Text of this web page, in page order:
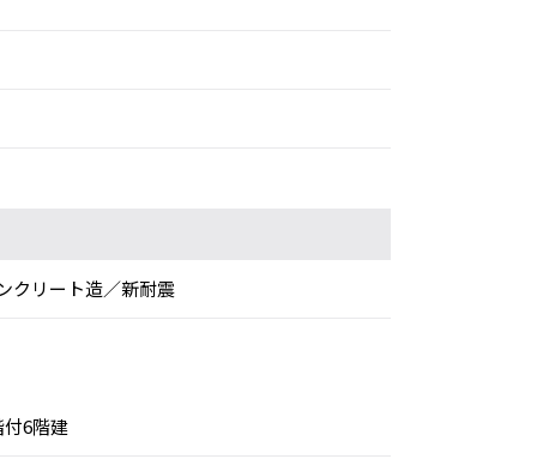
クリート造／新耐震
6階建